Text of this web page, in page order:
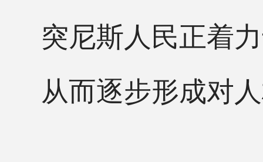
突尼斯人民正着
从而逐步形成对